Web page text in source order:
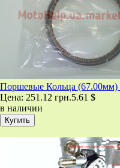
Поршевые Кольца (67.00мм)
Цена: 251.12 грн.5.61 $
в наличии